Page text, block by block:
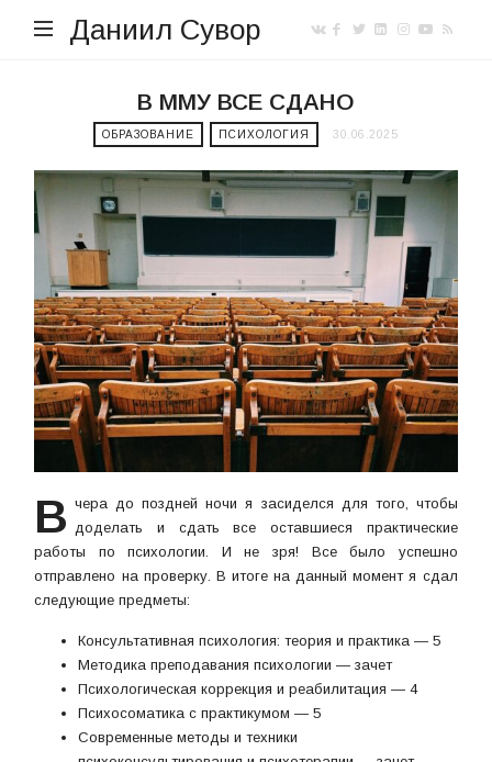
Даниил Сувор
В ММУ ВСЕ СДАНО
ОБРАЗОВАНИЕ ПСИХОЛОГИЯ 30.06.2025
В чера до поздней ночи я засиделся для того, чтобы
доделать и сдать все оставшиеся практические
работы по психологии. И не зря! Все было успешно
отправлено на проверку. В итоге на данный момент я сдал
следующие предметы:
Консультативная психология: теория и практика — 5
Методика преподавания психологии — зачет
Психологическая коррекция и реабилитация — 4
Психосоматика с практикумом — 5
Современные методы и техники